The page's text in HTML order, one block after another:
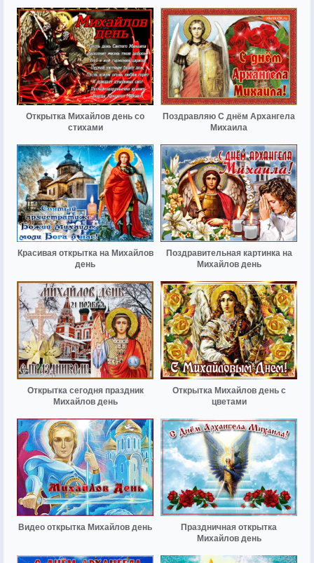
Открытка Михайлов день со
стихами
Поздравляю С днём Архангела
Михаила
Красивая открытка на Михайлов
день
Поздравительная картинка на
Михайлов день
Открытка сегодня праздник
Михайлов день
Открытка Михайлов день с
цветами
Видео открытка Михайлов день
Праздничная открытка
Михайлов день